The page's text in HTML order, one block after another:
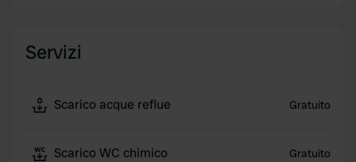
Servizi
Scarico acque reflue Gratuito
Scarico WC chimico Gratuito